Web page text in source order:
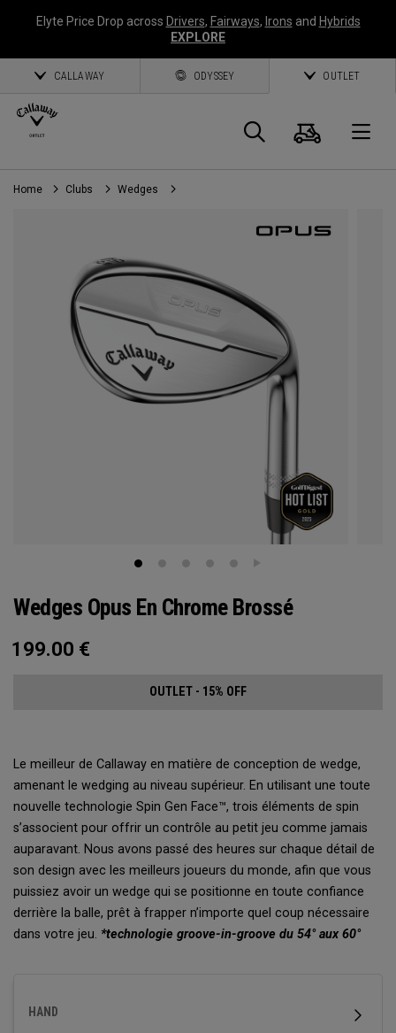
Elyte Price Drop across Drivers, Fairways, Irons and Hybrids
EXPLORE
CALLAWAY ODYSSEY OUTLET
Panier
Home Clubs Wedges
Wedges Opus En Chrome Brossé
199.00 €
OUTLET - 15% OFF
Le meilleur de Callaway en matière de conception de wedge,
amenant le wedging au niveau supérieur. En utilisant une toute
nouvelle technologie Spin Gen Face™, trois éléments de spin
s’associent pour offrir un contrôle au petit jeu comme jamais
auparavant. Nous avons passé des heures sur chaque détail de
son design avec les meilleurs joueurs du monde, afin que vous
puissiez avoir un wedge qui se positionne en toute confiance
derrière la balle, prêt à frapper n’importe quel coup nécessaire
dans votre jeu. *technologie groove-in-groove du 54° aux 60°
HAND